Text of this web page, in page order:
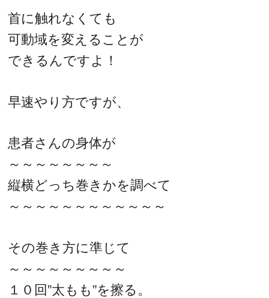
首に触れなくても
可動域を変えることが
できるんですよ！
早速やり方ですが、
患者さんの身体が
～～～～～～～～
縦横どっち巻きかを調べて
～～～～～～～～～～～～
その巻き方に準じて
～～～～～～～～～
１０回”太もも”を擦る。